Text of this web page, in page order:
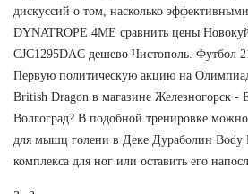
дискуссий о том, насколько
DYNATROPE 4ME сравнить цены
CJC1295DAC дешево Чистополь. Футбол
Первую политическую акцию на
British Dragon в магазине Железногорск -
Волгоград? В подобной тренировке
для мышц голени в Деке Дураболин Body
комплекса для ног или оставить его